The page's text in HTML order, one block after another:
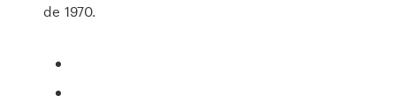
de 1970.